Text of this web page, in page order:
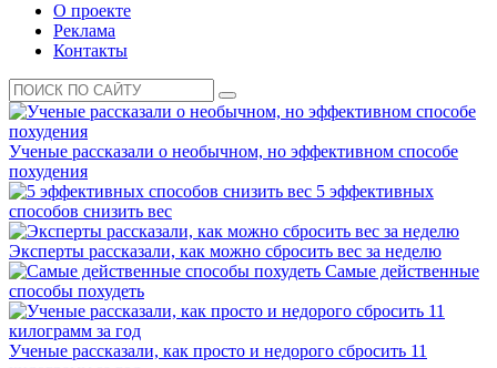
О проекте
Реклама
Контакты
Ученые рассказали о необычном, но эффективном способе
похудения
5 эффективных
способов снизить вес
Эксперты рассказали, как можно сбросить вес за неделю
Самые действенные
способы похудеть
Ученые рассказали, как просто и недорого сбросить 11